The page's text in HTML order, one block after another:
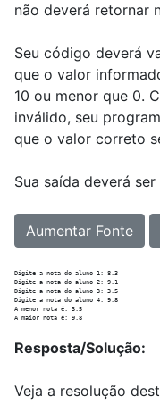
não deverá retornar
Seu código deverá
que o valor
10 ou menor que 0.
inválido, seu
que o valor correto
Sua saída deverá
Aumentar Fonte
Digite a nota do aluno 1: 8.3
Digite a nota do aluno 2: 9.1
Digite a nota do aluno 3: 3.5
Digite a nota do aluno 4: 9.8
A menor nota é: 3.5
Resposta/Solução:
Veja a resolução